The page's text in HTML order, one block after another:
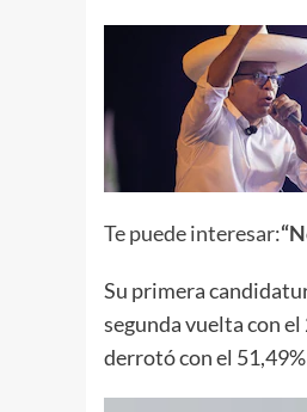
Te puede interesar:
Su primera
segunda vuelta con
derrotó con el